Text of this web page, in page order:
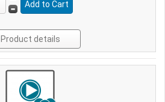
Product details